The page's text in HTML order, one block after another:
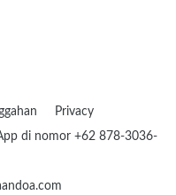
Privacy
di nomor +62 878-3036-